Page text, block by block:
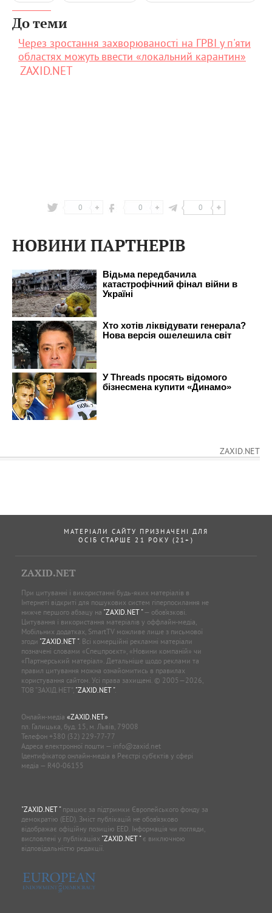
До теми
Через зростання захворюваності на ГРВІ у п'яти
областях можуть ввести «локальний карантин»
ZAXID.NET
0 0 0
НОВИНИ ПАРТНЕРІВ
ZAXID.NET
МАТЕРІАЛИ САЙТУ ПРИЗНАЧЕНІ ДЛЯ
ОСІБ СТАРШЕ 21 РОКУ (21+)
ZAXID.NET
При цитуванні і використанні будь-яких матеріалів в
Інтернеті відкриті для пошукових систем гіперпосилання не
нижче першого абзацу на "ZAXID.NET "— обов’язкові.
Цитування і використання матеріалів у оффлайн-медіа,
Мобільних додатках, SmartTV можливе лише з письмової
згоди "ZAXID.NET ". Всі комерційні рекламні матеріали
позначені словами «Спецпроєкт», «Новини компаній» чи
«Партнерський матеріал». Детальніше щодо реклами та
правил цитування можна ознайомитись в правилах
користування сайтом. Усі права захищені. © 2005—2026,
ТОВ “ЗАХІД.НЕТ”, "ZAXID.NET ".
Онлайн-медіа «ZAXID.NET»
пл. Галицька, буд. 15, м. Львів, 79008
Телефон +380 (32) 229-77-77
Адреса електронної пошти — info@zaxid.net
Ідентифікатор онлайн-медіа в Реєстрі суб'єктів у сфері
медіа — R40-06155
"ZAXID.NET "працює за підтримки Європейського фонду за
демократію (EED). Зміст публікацій не обов’язково
відображає офіційну позицію EED. Інформація чи погляди,
висловлені у публікаціях "ZAXID.NET "є виключною
відповідальністю редакції.